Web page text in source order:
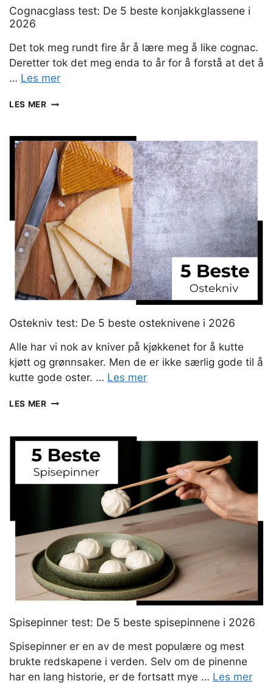
Cognacglass test: De 5 beste konjakkglassene i
2026
Det tok meg rundt fire år å lære meg å like cognac.
Deretter tok det meg enda to år for å forstå at det å
… Les mer
LES MERCOGNACGLASS
5
BESTE
KONJAKKGLASSENE
I
2026
Ostekniv test: De 5 beste osteknivene i 2026
Alle har vi nok av kniver på kjøkkenet for å kutte
kjøtt og grønnsaker. Men de er ikke særlig gode til å
kutte gode oster. … Les mer
LES MEROSTEKNIV
5
BESTE
OSTEKNIVENE
I
2026
Spisepinner test: De 5 beste spisepinnene i 2026
Spisepinner er en av de mest populære og mest
brukte redskapene i verden. Selv om de pinenne
har en lang historie, er de fortsatt mye … Les mer